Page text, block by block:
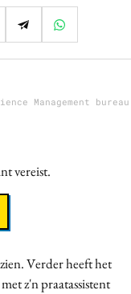
Management bureau
vereist.
Verder heeft het
z'n praatassistent